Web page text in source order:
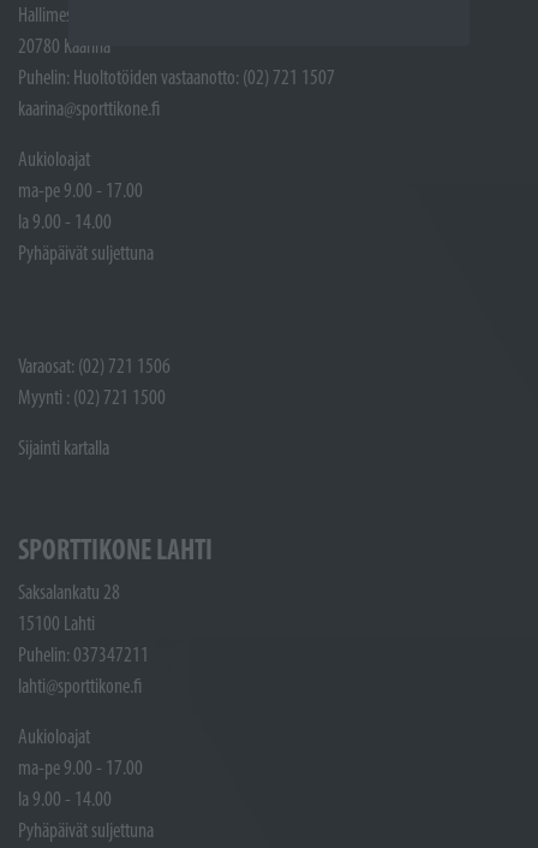
Hallimestarinkatu 4
20780 Kaarina
Puhelin: Huoltotöiden vastaanotto: (02) 721 1507
kaarina@sporttikone.fi
Aukioloajat
ma-pe 9.00 - 17.00
la 9.00 - 14.00
Pyhäpäivät suljettuna
Varaosat: (02) 721 1506
Myynti : (02) 721 1500
Sijainti kartalla
SPORTTIKONE LAHTI
Saksalankatu 28
15100 Lahti
Puhelin: 037347211
lahti@sporttikone.fi
Aukioloajat
ma-pe 9.00 - 17.00
la 9.00 - 14.00
Pyhäpäivät suljettuna